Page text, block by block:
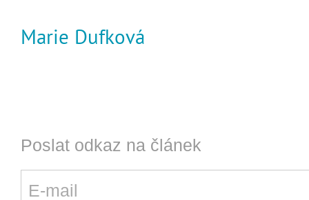
Marie Dufková
Poslat odkaz na článek